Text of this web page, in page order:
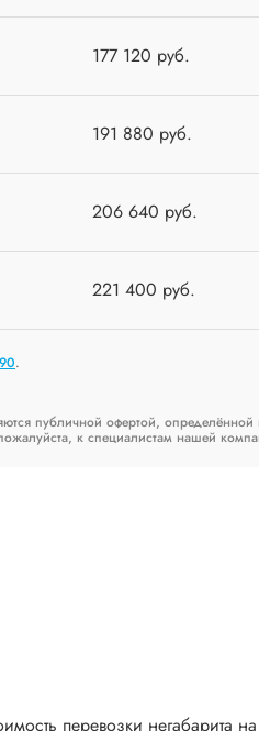
177 120 руб.
191 880 руб.
206 640 руб.
221 400 руб.
.
публичной офертой, определённой
к специалистам нашей
перевозки негабарита